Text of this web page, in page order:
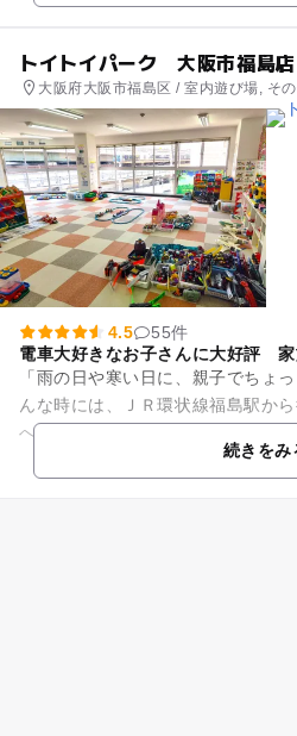
トイトイパーク 大阪市福島店
大阪府大阪市福島区 / 室内遊び場, そ
4.5
55件
電車大好きなお子さんに大好評 家
「雨の日や寒い日に、親子でちょ
んな時には、ＪＲ環状線福島駅か
へどうぞ！ 時間制の屋内遊戯施設
続きをみ